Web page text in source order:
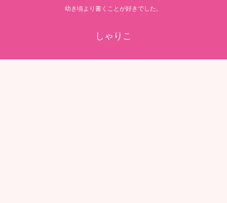
幼き頃より書くことが好きでした。
しゃりこ